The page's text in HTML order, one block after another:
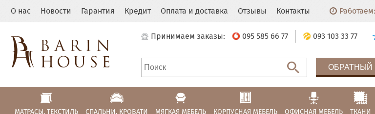
О нас Новости Гарантия Кредит Оплата и доставка Отзывы Контакты
Принимаем заказы: 095 585 66 77 093 103 33 77
ОБРАТНЫЙ
МАТРАСЫ, ТЕКСТИЛЬ СПАЛЬНИ, КРОВАТИ МЯГКАЯ МЕБЕЛЬ КОРПУСНАЯ МЕБЕЛЬ ОФИСНАЯ МЕБЕЛЬ ТКАНИ